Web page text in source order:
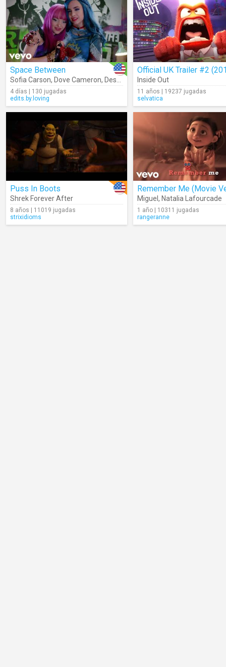
Space Between
Sofia Carson, Dove Cameron, Descendants – Cast
4 días | 130 jugadas
edits.by.loving
Official UK Trailer #2
Inside Out
11 años | 19237 jugadas
selvatica
Puss In Boots
Shrek Forever After
8 años | 11019 jugadas
strixidioms
Miguel , Natalia Lafourcade
1 año | 10311 jugadas
rangeranne